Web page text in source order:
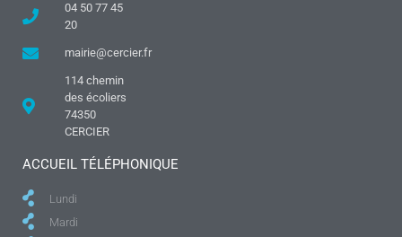
04 50 77 45
20
mairie@cercier.fr
114 chemin
des écoliers
74350
CERCIER
ACCUEIL TÉLÉPHONIQUE
Lundi
Mardi